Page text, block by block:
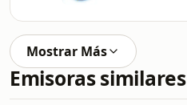
Mostrar Más
Emisoras similares